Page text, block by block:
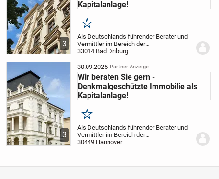
3
Kapitalanlage!
Merken
Als Deutschlands führender Berater und
Vermittler im Bereich der
Pflegeimmobilien als Kapitalanlage mit
dem Knowhow aus 2.000 vermittelten
Immobilien stellen wir Ihnen unsere
Expertise nun auch im...
33014 Bad Driburg
3
30.09.2025 Partner-Anzeige
Wir beraten Sie gern -
Denkmalgeschützte Immobilie als
Kapitalanlage!
Merken
Als Deutschlands führender Berater und
Vermittler im Bereich der
Pflegeimmobilien als Kapitalanlage mit
dem Knowhow aus 2.000 vermittelten
Expertise nun auch im...
30449 Hannover